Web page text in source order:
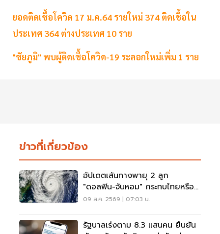
ยอดติดเชื้อโควิด 17 ม.ค.64 รายใหม่ 374 ติดเชื้อใน
ประเทศ 364 ต่างประเทศ 10 ราย
"ชัยภูมิ" พบผู้ติดเชื้อโควิด-19 ระลอกใหม่เพิ่ม 1 ราย
ข่าวที่เกี่ยวข้อง
อัปเดตเส้นทางพายุ 2 ลูก
"ดอลฟิน-จันหอม" กระทบไทยหรือ
ไม่ เช็กเลย
09 ส.ค. 2569 | 07:03 น.
รัฐบาลเร่งตาม 8.3 แสนคน ยืนยัน